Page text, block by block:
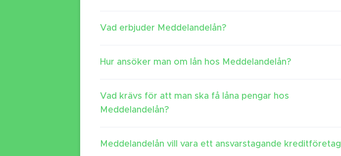
Vad erbjuder Meddelandelån?
Hur ansöker man om lån hos Meddelandelån?
Vad krävs för att man ska få låna pengar hos
Meddelandelån?
Meddelandelån vill vara ett ansvarstagande kreditföretag